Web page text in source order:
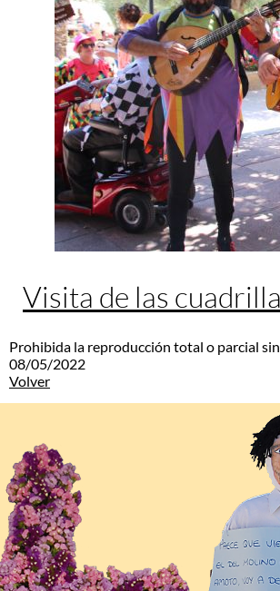
Visita de las
Prohibida la reproducción total o parcial
08/05/2022
Volver